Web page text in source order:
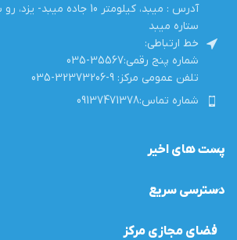
آدرس : میبد، کیلومتر 10 جاده
ستاره میبد
خط ارتباطی:
شماره پنج رقمی:35567-035
تلفن عمومی مرکز: 9-32373206-035
شماره تماس:09137471378
پست های اخیر
دسترسی سریع
فضای مجازی مرکز